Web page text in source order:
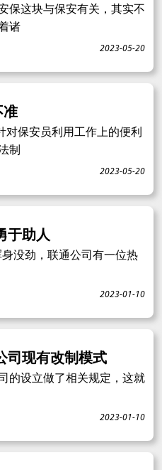
保这块与保安有关，其实不
诸
2023-05-20
准
对保安员利用工作上的便利
制
2023-05-20
于助人
没劲，联通公司有一位热
2023-01-10
现有改制模式
设立做了相关规定，这就
2023-01-10